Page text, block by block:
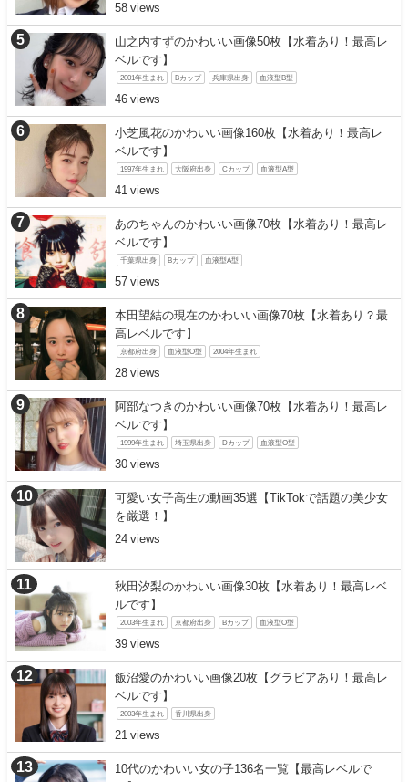
58
山之内すずのかわいい画像50枚【水着あり！最高レ
ベルです】
2001年生まれ Bカップ 兵庫県出身 血液型B型
46
小芝風花のかわいい画像160枚【水着あり！最高レ
ベルです】
1997年生まれ 大阪府出身 Cカップ 血液型A型
41
あのちゃんのかわいい画像70枚【水着あり！最高レ
ベルです】
千葉県出身 Bカップ 血液型A型
57
本田望結の現在のかわいい画像70枚【水着あり？最
高レベルです】
京都府出身 血液型O型 2004年生まれ
28
阿部なつきのかわいい画像70枚【水着あり！最高レ
ベルです】
1999年生まれ 埼玉県出身 Dカップ 血液型O型
30
可愛い女子高生の動画35選【TikTokで話題の美少女
を厳選！】
24
秋田汐梨のかわいい画像30枚【水着あり！最高レベ
ルです】
2003年生まれ 京都府出身 Bカップ 血液型O型
39
飯沼愛のかわいい画像20枚【グラビアあり！最高レ
ベルです】
2003年生まれ 香川県出身
21
10代のかわいい女の子136名一覧【最高レベルで